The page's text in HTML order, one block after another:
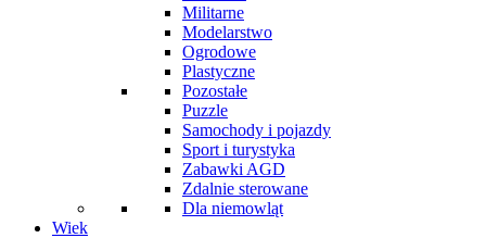
Militarne
Modelarstwo
Ogrodowe
Plastyczne
Pozostałe
Puzzle
Samochody i pojazdy
Sport i turystyka
Zabawki AGD
Zdalnie sterowane
Dla niemowląt
Wiek